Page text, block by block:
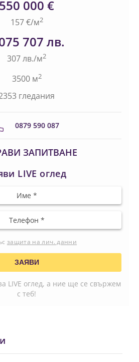
550 000 €
157 €/м2
707 лв.
307 лв./м2
3500 м2
гледания
0879 590 087
ЗАПИТВАНЕ
LIVE оглед
защита на лич. данни
LIVE оглед, а ние ще се свържем
с теб!